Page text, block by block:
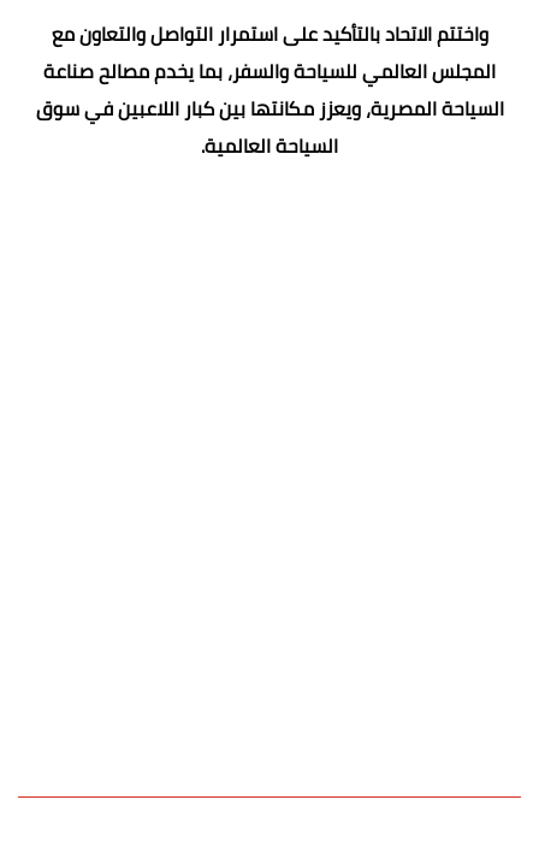
واختتم الاتحاد بالتأكيد على استمرار التواصل والتعاون مع
المجلس العالمي للسياحة والسفر، بما يخدم مصالح صناعة
السياحة المصرية، ويعزز مكانتها بين كبار اللاعبين في سوق
السياحة العالمية.